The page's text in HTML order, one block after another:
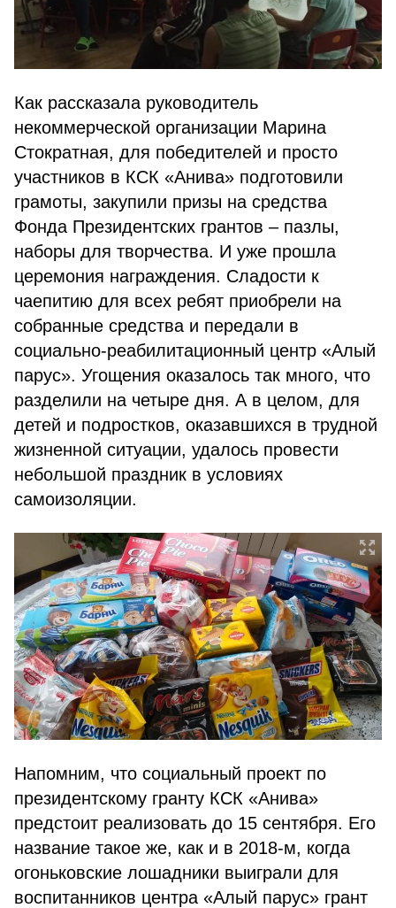
Как рассказала руководитель
некоммерческой организации Марина
Стократная, для победителей и просто
участников в КСК «Анива» подготовили
грамоты, закупили призы на средства
Фонда Президентских грантов – пазлы,
наборы для творчества. И уже прошла
церемония награждения. Сладости к
чаепитию для всех ребят приобрели на
собранные средства и передали в
социально-реабилитационный центр «Алый
парус». Угощения оказалось так много, что
разделили на четыре дня. А в целом, для
детей и подростков, оказавшихся в трудной
жизненной ситуации, удалось провести
небольшой праздник в условиях
самоизоляции.
Напомним, что социальный проект по
президентскому гранту КСК «Анива»
предстоит реализовать до 15 сентября. Его
название такое же, как и в 2018-м, когда
огоньковские лошадники выиграли для
воспитанников центра «Алый парус» грант